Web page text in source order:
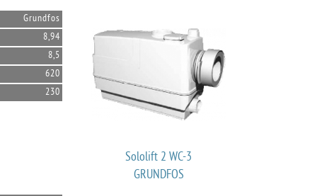
Grundfos
8,94
8,5
620
230
Sololift 2 WC-3
GRUNDFOS